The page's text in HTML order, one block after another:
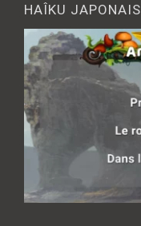
HAÎKU JAPONAIS